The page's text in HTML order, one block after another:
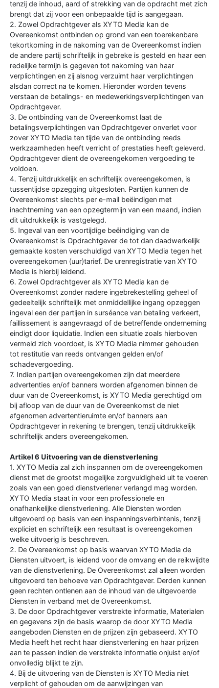
tenzij de inhoud, aard of strekking van de opdracht met zich
brengt dat zij voor een onbepaalde tijd is aangegaan.
2. Zowel Opdrachtgever als XYTO Media kan de
Overeenkomst ontbinden op grond van een toerekenbare
tekortkoming in de nakoming van de Overeenkomst indien
de andere partij schriftelijk in gebreke is gesteld en haar een
redelijke termijn is gegeven tot nakoming van haar
verplichtingen en zij alsnog verzuimt haar verplichtingen
alsdan correct na te komen. Hieronder worden tevens
verstaan de betalings- en medewerkingsverplichtingen van
Opdrachtgever.
3. De ontbinding van de Overeenkomst laat de
betalingsverplichtingen van Opdrachtgever onverlet voor
zover XYTO Media ten tijde van de ontbinding reeds
werkzaamheden heeft verricht of prestaties heeft geleverd.
Opdrachtgever dient de overeengekomen vergoeding te
voldoen.
4. Tenzij uitdrukkelijk en schriftelijk overeengekomen, is
tussentijdse opzegging uitgesloten. Partijen kunnen de
Overeenkomst slechts per e-mail beëindigen met
inachtneming van een opzegtermijn van een maand, indien
dit uitdrukkelijk is vastgelegd.
5. Ingeval van een voortijdige beëindiging van de
Overeenkomst is Opdrachtgever de tot dan daadwerkelijk
gemaakte kosten verschuldigd van XYTO Media tegen het
overeengekomen (uur)tarief. De urenregistratie van XYTO
Media is hierbij leidend.
6. Zowel Opdrachtgever als XYTO Media kan de
Overeenkomst zonder nadere ingebrekestelling geheel of
gedeeltelijk schriftelijk met onmiddellijke ingang opzeggen
ingeval een der partijen in surséance van betaling verkeert,
faillissement is aangevraagd of de betreffende onderneming
eindigt door liquidatie. Indien een situatie zoals hierboven
vermeld zich voordoet, is XYTO Media nimmer gehouden
tot restitutie van reeds ontvangen gelden en/of
schadevergoeding.
7. Indien partijen overeengekomen zijn dat meerdere
advertenties en/of banners worden afgenomen binnen de
duur van de Overeenkomst, is XYTO Media gerechtigd om
bij afloop van de duur van de Overeenkomst de niet
afgenomen advertentieruimte en/of banners aan
Opdrachtgever in rekening te brengen, tenzij uitdrukkelijk
schriftelijk anders overeengekomen.
Artikel 6 Uitvoering van de dienstverlening
1. XYTO Media zal zich inspannen om de overeengekomen
dienst met de grootst mogelijke zorgvuldigheid uit te voeren
zoals van een goed dienstverlener verlangd mag worden.
XYTO Media staat in voor een professionele en
onafhankelijke dienstverlening. Alle Diensten worden
uitgevoerd op basis van een inspanningsverbintenis, tenzij
expliciet en schriftelijk een resultaat is overeengekomen
welke uitvoerig is beschreven.
2. De Overeenkomst op basis waarvan XYTO Media de
Diensten uitvoert, is leidend voor de omvang en de reikwijdte
van de dienstverlening. De Overeenkomst zal alleen worden
uitgevoerd ten behoeve van Opdrachtgever. Derden kunnen
geen rechten ontlenen aan de inhoud van de uitgevoerde
Diensten in verband met de Overeenkomst.
3. De door Opdrachtgever verstrekte informatie, Materialen
en gegevens zijn de basis waarop de door XYTO Media
aangeboden Diensten en de prijzen zijn gebaseerd. XYTO
Media heeft het recht haar dienstverlening en haar prijzen
aan te passen indien de verstrekte informatie onjuist en/of
onvolledig blijkt te zijn.
4. Bij de uitvoering van de Diensten is XYTO Media niet
verplicht of gehouden om de aanwijzingen van